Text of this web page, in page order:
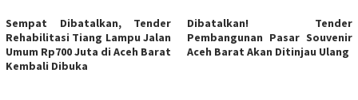
Sempat Dibatalkan, Tender
Rehabilitasi Tiang Lampu Jalan
Umum Rp700 Juta di Aceh Barat
Kembali Dibuka
Dibatalkan! Tender
Pembangunan Pasar Souvenir
Aceh Barat Akan Ditinjau Ulang